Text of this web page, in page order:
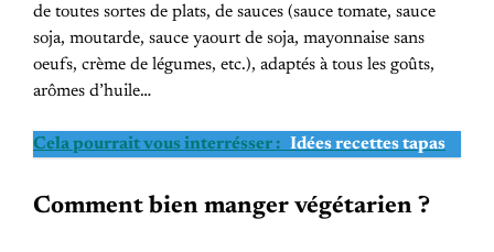
de toutes sortes de plats, de sauces (sauce tomate, sauce
soja, moutarde, sauce yaourt de soja, mayonnaise sans
oeufs, crème de légumes, etc.), adaptés à tous les goûts,
arômes d’huile…
Cela pourrait vous interrésser : Idées recettes tapas
Comment bien manger végétarien ?